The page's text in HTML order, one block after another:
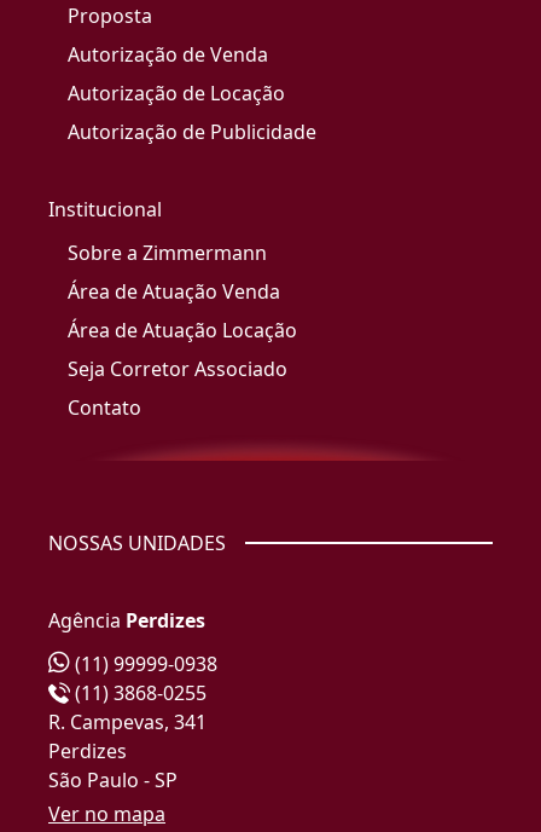
Proposta
Autorização de Venda
Autorização de Locação
Autorização de Publicidade
Institucional
Sobre a Zimmermann
Área de Atuação Venda
Área de Atuação Locação
Seja Corretor Associado
Contato
NOSSAS UNIDADES
Agência Perdizes
(11) 99999-0938
(11) 3868-0255
R. Campevas, 341
Perdizes
São Paulo - SP
Ver no mapa